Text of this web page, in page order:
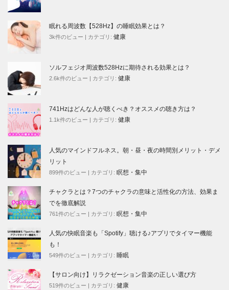
眠れる周波数【528Hz】の睡眠効果とは？
3k件のビュー | カテゴリ: 健康
ソルフェジオ周波数528Hzに期待される効果とは？
2.6k件のビュー | カテゴリ: 健康
741Hzはどんな人が聴くべき？オススメの聴き方は？
1.1k件のビュー | カテゴリ: 健康
人気のマインドフルネス。朝・昼・夜の時間別メリット・デメ
リット
899件のビュー | カテゴリ: 瞑想・集中
チャクラとは？7つのチャクラの意味と活性化の方法、効果ま
でを徹底解説
761件のビュー | カテゴリ: 瞑想・集中
人気の快眠音楽も「Spotify」聴ける♪アプリでタイマー機能
も！
549件のビュー | カテゴリ: 睡眠
【サロン向け】リラクゼーション音楽の正しい選び方
519件のビュー | カテゴリ: 健康